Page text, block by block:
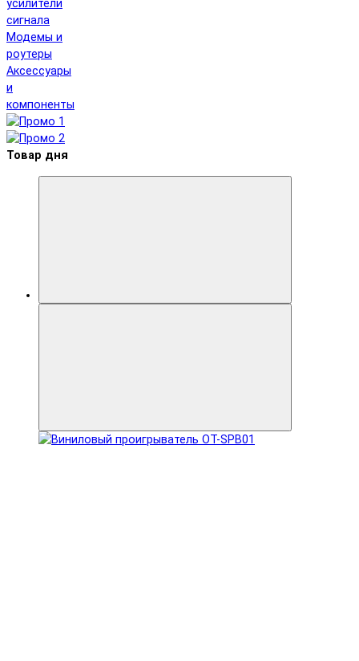
усилители
сигнала
Модемы и
роутеры
Аксессуары
и
компоненты
Товар дня